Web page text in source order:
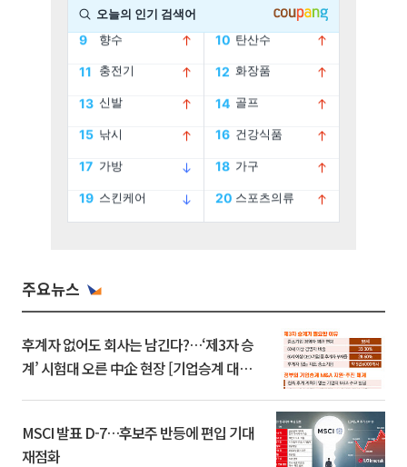
주요뉴스
후계자 없어도 회사는 남긴다?…‘제3자 승
계’ 시험대 오른 中企 현장 [기업승계 대전
MSCI 발표 D-7…후보주 반등에 편입 기대
재점화